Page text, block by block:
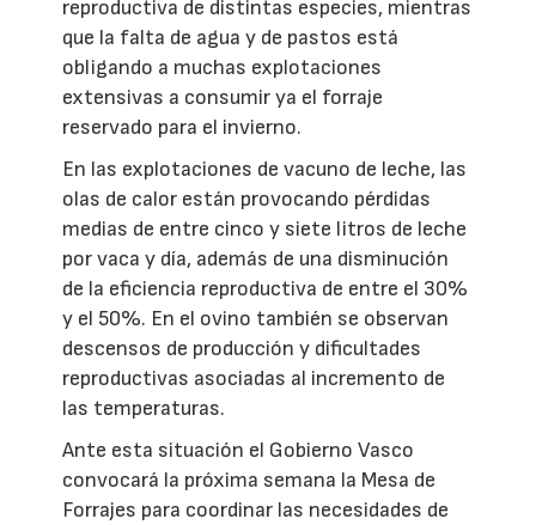
reproductiva de distintas especies, mientras
que la falta de agua y de pastos está
obligando a muchas explotaciones
extensivas a consumir ya el forraje
reservado para el invierno.
En las explotaciones de vacuno de leche, las
olas de calor están provocando pérdidas
medias de entre cinco y siete litros de leche
por vaca y día, además de una disminución
de la eficiencia reproductiva de entre el 30%
y el 50%. En el ovino también se observan
descensos de producción y dificultades
reproductivas asociadas al incremento de
las temperaturas.
Ante esta situación el Gobierno Vasco
convocará la próxima semana la Mesa de
Forrajes para coordinar las necesidades de